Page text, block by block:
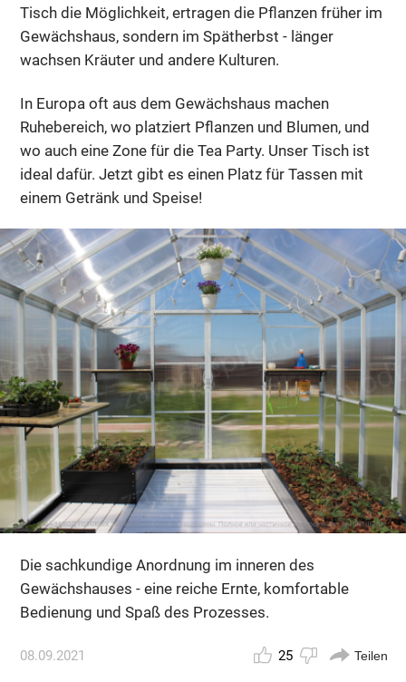
Tisch die Möglichkeit, ertragen die Pflanzen früher im
Gewächshaus, sondern im Spätherbst - länger
wachsen Kräuter und andere Kulturen.
In Europa oft aus dem Gewächshaus machen
Ruhebereich, wo platziert Pflanzen und Blumen, und
wo auch eine Zone für die Tea Party. Unser Tisch ist
ideal dafür. Jetzt gibt es einen Platz für Tassen mit
einem Getränk und Speise!
Die sachkundige Anordnung im inneren des
Gewächshauses - eine reiche Ernte, komfortable
Bedienung und Spaß des Prozesses.
08.09.2021 25 Teilen